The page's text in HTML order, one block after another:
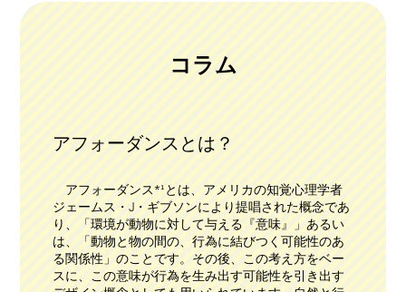
コラム
アフォーダンスとは？
アフォーダンス*¹とは、アメリカの知覚心理学者
ジェームス・J・ギブソンにより提唱された概念であ
り、「環境が動物に対して与える『意味』」あるい
は、「動物と物の間の、行為に結びつく可能性のあ
る関係性」のことです。その後、この考え方をベー
スに、この意味が行為を生み出す可能性を引き出す